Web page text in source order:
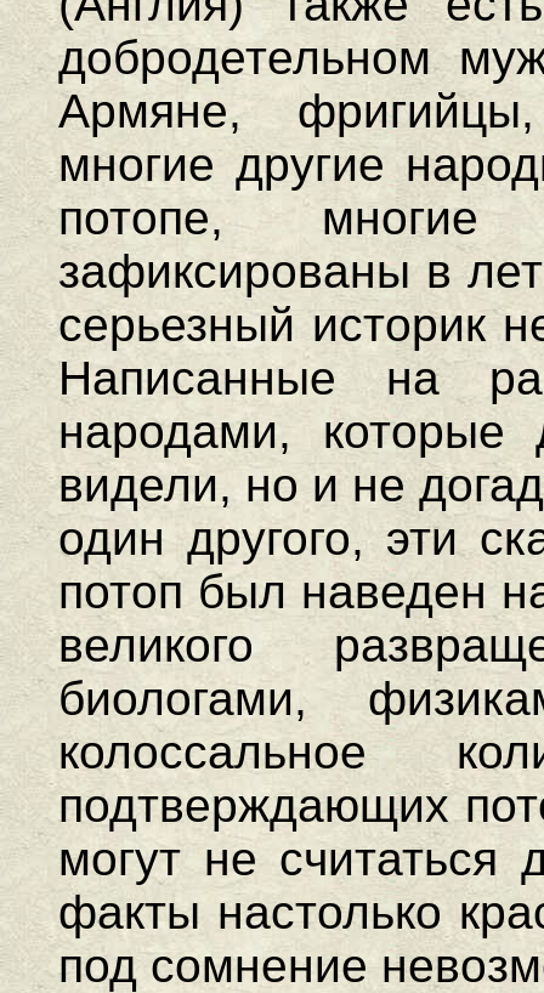
добродетельном
Армяне,
многие другие
потопе,
зафиксированы в
серьезный историк
Написанные на
народами, которые
видели, но и не
один другого, эти
потоп был наведен
великого
биологами,
колоссальное
подтверждающих
могут не считаться
факты настолько
под сомнение